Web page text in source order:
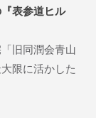
表参道ヒル
旧同潤会青山
限に活かした